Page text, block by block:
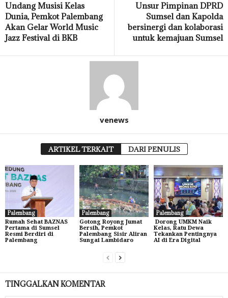
Undang Musisi Kelas
Dunia, Pemkot Palembang
Akan Gelar World Music
Jazz Festival di BKB
Unsur Pimpinan DPRD
Sumsel dan Kapolda
bersinergi dan kolaborasi
untuk kemajuan Sumsel
venews
ARTIKEL TERKAIT DARI PENULIS
Palembang
Rumah Sehat BAZNAS
Pertama di Sumsel
Resmi Berdiri di
Palembang
Palembang
Gotong Royong Jumat
Bersih, Pemkot
Palembang Sisir Aliran
Sungai Lambidaro
Palembang
Dorong UMKM Naik
Kelas, Ratu Dewa
Tekankan Pentingnya
AI di Era Digital
TINGGALKAN KOMENTAR